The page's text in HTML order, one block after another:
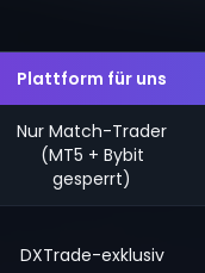
Plattform für uns
Nur Match-Trader
(MT5 + Bybit
gesperrt)
DXTrade-exklusiv